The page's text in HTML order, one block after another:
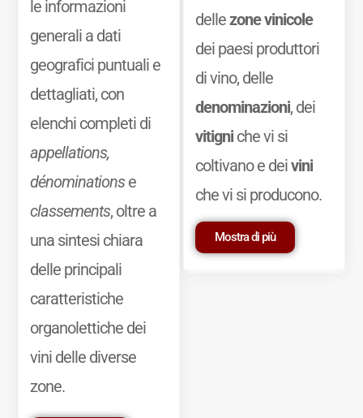
le informazioni
generali a dati
geografici puntuali e
dettagliati, con
elenchi completi di
appellations,
dénominationse
classements, oltre a
una sintesi chiara
delle principali
caratteristiche
organolettiche dei
vini delle diverse
zone.
dellezone vinicole
dei paesi produttori
di vino, delle
denominazioni, dei
vitigniche vi si
coltivano e deivini
che vi si producono.
Mostra di più